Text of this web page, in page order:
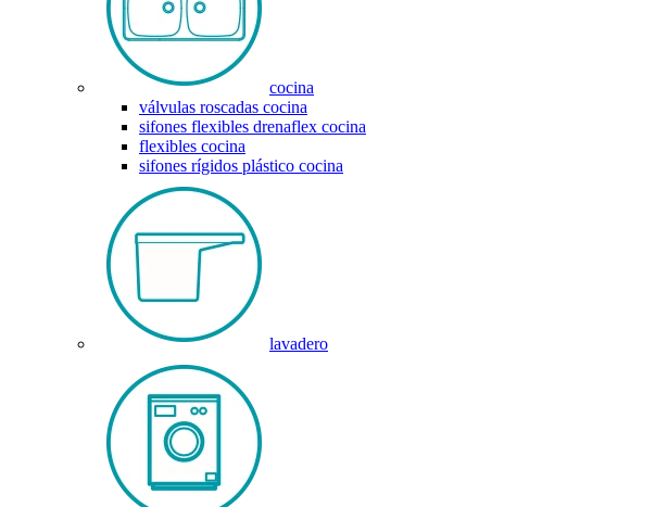
cocina
válvulas roscadas cocina
sifones flexibles drenaflex cocina
flexibles cocina
sifones rígidos plástico cocina
lavadero